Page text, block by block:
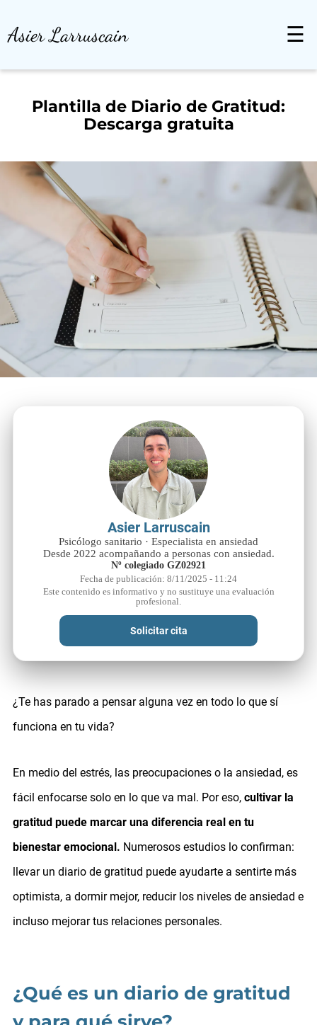
Asier Larruscain ☰
Plantilla de Diario de Gratitud:
Descarga gratuita
Asier Larruscain
Psicólogo sanitario · Especialista en ansiedad
Desde 2022 acompañando a personas con ansiedad.
Nº colegiado GZ02921
Fecha de publicación: 8/11/2025 - 11:24
Este contenido es informativo y no sustituye una evaluación
profesional.
Solicitar cita
¿Te has parado a pensar alguna vez en todo lo que sí
funciona en tu vida?
En medio del estrés, las preocupaciones o la ansiedad, es
fácil enfocarse solo en lo que va mal. Por eso, cultivar la
gratitud puede marcar una diferencia real en tu
bienestar emocional. Numerosos estudios lo confirman:
llevar un diario de gratitud puede ayudarte a sentirte más
optimista, a dormir mejor, reducir los niveles de ansiedad e
incluso mejorar tus relaciones personales.
¿Qué es un diario de gratitud